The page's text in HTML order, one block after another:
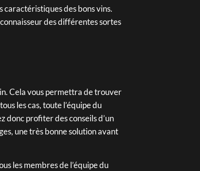
caractéristiques des bons vins.
des différentes sortes
Cela vous permettra de trouver
les cas, toute l’équipe du
donc profiter des conseils d’un
une très bonne solution avant
les membres de l’équipe du